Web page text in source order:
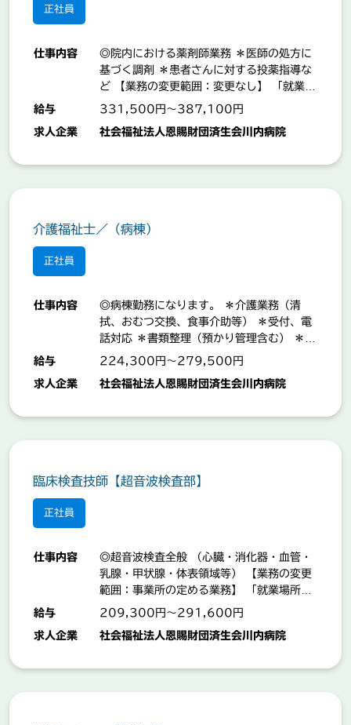
正社員
仕事内容
◎院内における薬剤師業務 ＊医師の処方に
基づく調剤 ＊患者さんに対する投薬指導な
ど 【業務の変更範囲：変更なし】 「就業場
所：原田町」
給与 331,500円～387,100円
求人企業 社会福祉法人恩賜財団済生会川内病院
介護福祉士／（病棟）
正社員
仕事内容
◎病棟勤務になります。 ＊介護業務（清
拭、おむつ交換、食事介助等） ＊受付、電
話対応 ＊書類整理（預かり管理含む） ＊清
掃（机、床、流し等）、シーツ交換 ＊検査
院患者の病棟等の案内、送迎業務 【業務の
町」
給与 224,300円～279,500円
求人企業 社会福祉法人恩賜財団済生会川内病院
臨床検査技師【超音波検査部】
正社員
仕事内容
◎超音波検査全般 （心臓・消化器・血管・
乳腺・甲状腺・体表領域等） 【業務の変更
範囲：事業所の定める業務】 「就業場所：
原田町」
給与 209,300円～291,600円
求人企業 社会福祉法人恩賜財団済生会川内病院